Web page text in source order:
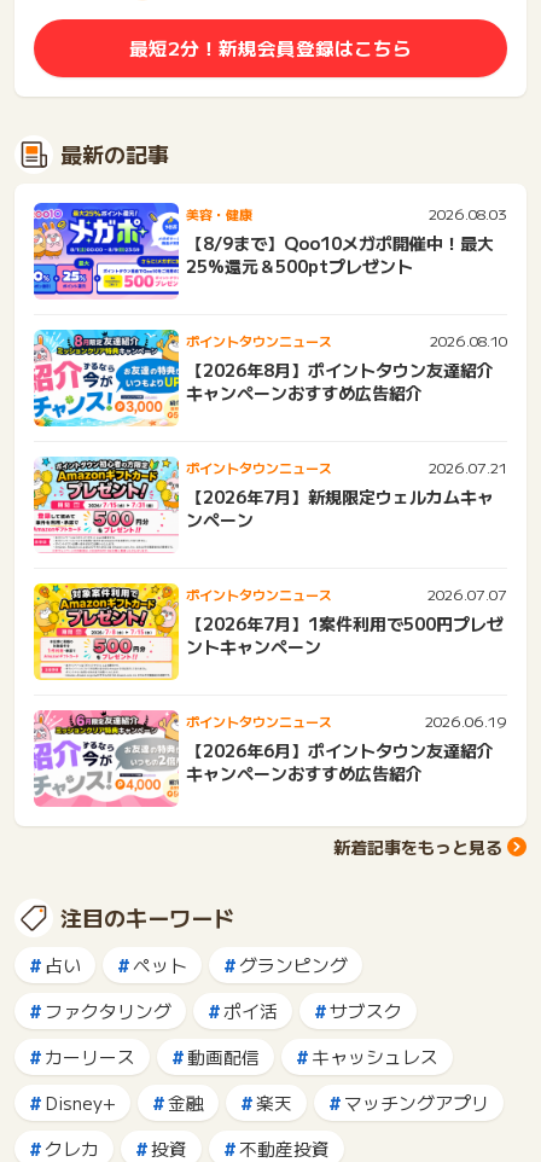
最短2分！新規会員登録はこちら
最新の記事
美容・健康 2026.08.03
【8/9まで】Qoo10メガポ開催中！最大
25%還元＆500ptプレゼント
ポイントタウンニュース 2026.08.10
【2026年8月】ポイントタウン友達紹介
キャンペーンおすすめ広告紹介
ポイントタウンニュース 2026.07.21
【2026年7月】新規限定ウェルカムキャ
ンペーン
ポイントタウンニュース 2026.07.07
【2026年7月】1案件利用で500円プレゼ
ントキャンペーン
ポイントタウンニュース 2026.06.19
【2026年6月】ポイントタウン友達紹介
キャンペーンおすすめ広告紹介
新着記事をもっと見る
注目のキーワード
占い ペット
グランピング
ファクタリング
ポイ活
サブスク
カーリース
動画配信
キャッシュレス
Disney+
金融 楽天
マッチングアプリ
クレカ
投資
不動産投資